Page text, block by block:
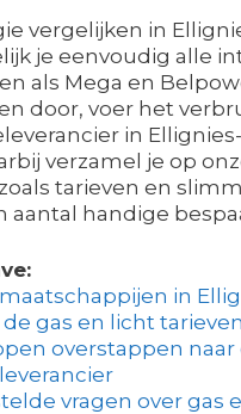
vergelijken in
je eenvoudig alle
als Mega en
door, voer het
in
verzamel je op
tarieven en
aantal handige
in
de gas en licht
overstappen
vragen over gas